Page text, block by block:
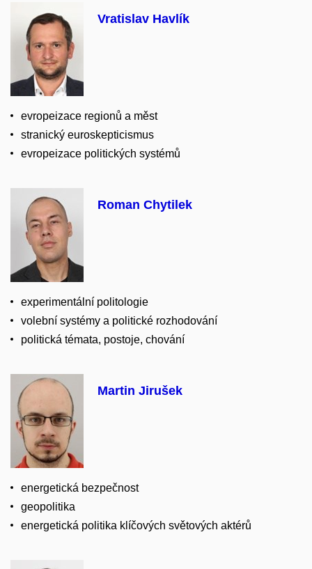
Vratislav Havlík
evropeizace regionů a měst
stranický euroskepticismus
evropeizace politických systémů
Roman Chytilek
experimentální politologie
volební systémy a politické rozhodování
politická témata, postoje, chování
Martin Jirušek
energetická bezpečnost
geopolitika
energetická politika klíčových světových aktérů